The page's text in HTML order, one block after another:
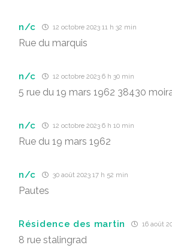
n/c 12 octobre 2023 11 h 32 min
Rue du marquis
n/c 12 octobre 2023 6 h 30 min
5 rue du 19 mars 1962 38430
n/c 12 octobre 2023 6 h 10 min
Rue du 19 mars 1962
n/c 30 août 2023 17 h 52 min
Pautes
Résidence des martin 16 août
8 rue stalingrad